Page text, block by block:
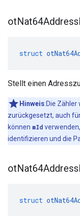
otNat64Address
struct
Stellt einen
Hinweis:Die
zurückgesetzt, auch
können mId
identifizieren und die
otNat64Address
struct